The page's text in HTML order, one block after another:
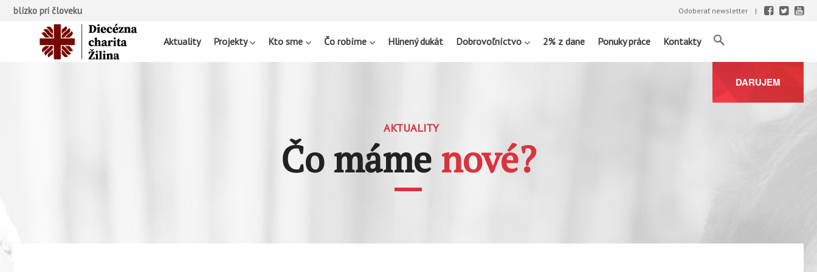
blízko pri človeku Odoberať newsletter
Aktuality Projekty Kto sme Čo robíme Hlinený dukát Dobrovoľníctvo 2% z dane Ponuky práce Kontakty
DARUJEM
AKTUALITY
Čo máme nové?